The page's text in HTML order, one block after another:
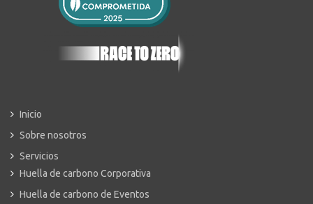
Inicio
Sobre nosotros
Servicios
Huella de carbono Corporativa
Huella de carbono de Eventos